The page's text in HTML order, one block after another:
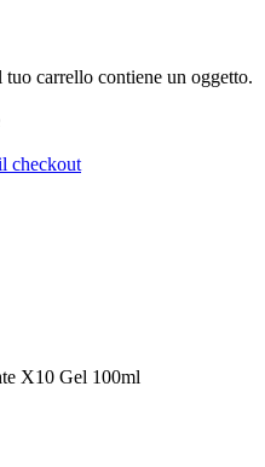
tuo carrello contiene un oggetto.
checkout
X10 Gel 100ml